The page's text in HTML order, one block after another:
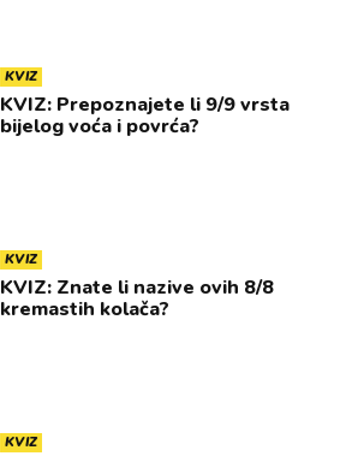
KVIZ
KVIZ: Prepoznajete li 9/9 vrsta
bijelog voća i povrća?
KVIZ
KVIZ: Znate li nazive ovih 8/8
kremastih kolača?
KVIZ